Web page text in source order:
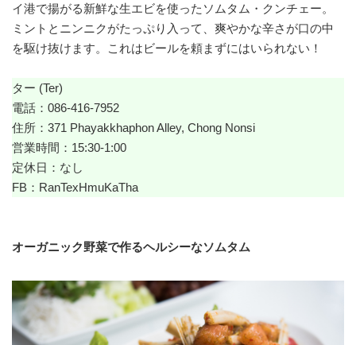
イ港で揚がる新鮮な生エビを使ったソムタム・クンチェー。
ミントとニンニクがたっぷり入って、爽やかな辛さが口の中
を駆け抜けます。これはビールを頼まずにはいられない！
ター (Ter)
電話：086-416-7952
住所：371 Phayakkhaphon Alley, Chong Nonsi
営業時間：15:30-1:00
定休日：なし
FB： RanTexHmuKaTha
オーガニック野菜で作るヘルシーなソムタム